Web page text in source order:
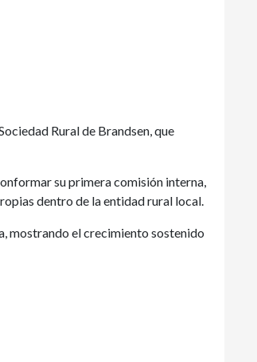
Rural de Brandsen, que
su primera comisión interna,
dentro de la entidad rural local.
mostrando el crecimiento sostenido